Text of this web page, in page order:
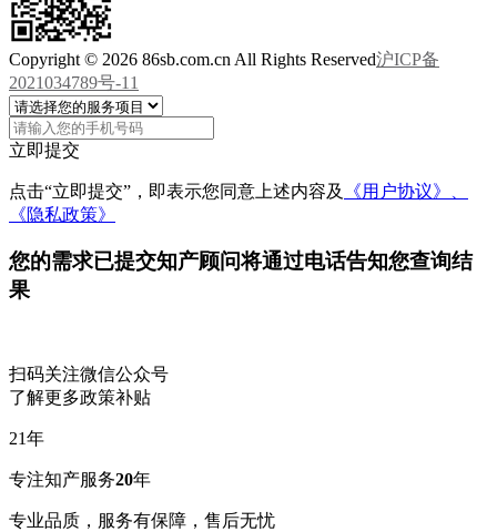
Copyright © 2026 86sb.com.cn All Rights Reserved沪ICP备
2021034789号-11
立即提交
点击“立即提交”，即表示您同意上述内容及
《用户协议》、
《隐私政策》
您的需求已提交知产顾问将通过电话告知您查询结
果
扫码关注微信公众号
了解更多政策补贴
21年
专注知产服务20年
专业品质，服务有保障，售后无忧